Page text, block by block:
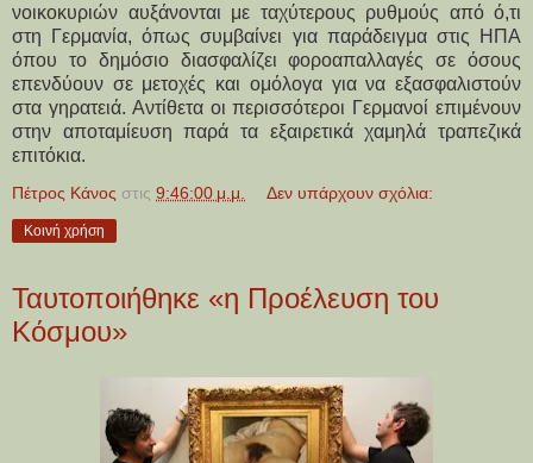
νοικοκυριών αυξάνονται με ταχύτερους ρυθμούς από ό,τι
στη Γερμανία, όπως συμβαίνει για παράδειγμα στις ΗΠΑ
όπου το δημόσιο διασφαλίζει φοροαπαλλαγές σε όσους
επενδύουν σε μετοχές και ομόλογα για να εξασφαλιστούν
στα γηρατειά. Αντίθετα οι περισσότεροι Γερμανοί επιμένουν
στην αποταμίευση παρά τα εξαιρετικά χαμηλά τραπεζικά
επιτόκια.
Πέτρος Κάνος στις 9:46:00 μ.μ. Δεν υπάρχουν σχόλια:
Κοινή χρήση
Ταυτοποιήθηκε «η Προέλευση του
Κόσμου»